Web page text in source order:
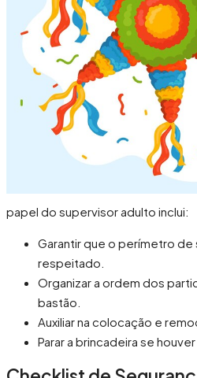
papel do supervisor adulto inclui:
Garantir que o perímetro de
respeitado.
Organizar a ordem dos
bastão.
Auxiliar na colocação e
Parar a brincadeira se